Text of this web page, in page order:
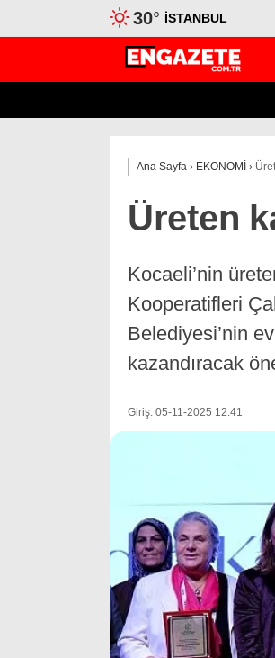
30° İSTANBUL
Ana Sayfa › EKONOMİ ›
Üreten
Kocaeli’nin
Kooperatifleri
Belediyesi’nin
kazandıracak
Giriş: 05-11-2025 12:41